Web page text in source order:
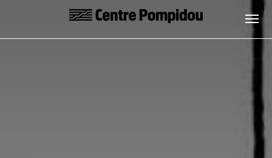
Aller au contenu principal
Centre Pompidou